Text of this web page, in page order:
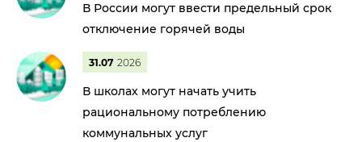
В России могут ввести предельный срок
отключение горячей воды
31.07 2026
В школах могут начать учить
рациональному потреблению
коммунальных услуг